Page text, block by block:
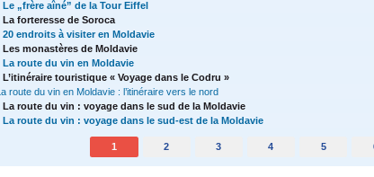
Le „frère aîné” de la Tour Eiffel
La forteresse de Soroca
20 endroits à visiter en Moldavie
Les monastères de Moldavie
La route du vin en Moldavie
L’itinéraire touristique « Voyage dans le Codru »
La route du vin en Moldavie : l’itinéraire vers le nord
La route du vin : voyage dans le sud de la Moldavie
La route du vin : voyage dans le sud-est de la Moldavie
1 2 3 4 5